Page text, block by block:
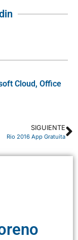
Cloud, Office
SIGUIENTE
Rio 2016 App Gratuita